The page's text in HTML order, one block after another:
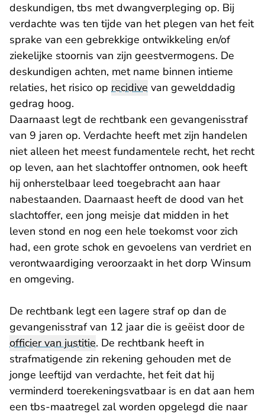
deskundigen, tbs met dwangverpleging op. Bij
verdachte was ten tijde van het plegen van het feit
sprake van een gebrekkige ontwikkeling en/of
ziekelijke stoornis van zijn geestvermogens. De
deskundigen achten, met name binnen intieme
relaties, het risico op recidive van gewelddadig
gedrag hoog.
Daarnaast legt de rechtbank een gevangenisstraf
van 9 jaren op. Verdachte heeft met zijn handelen
niet alleen het meest fundamentele recht, het recht
op leven, aan het slachtoffer ontnomen, ook heeft
hij onherstelbaar leed toegebracht aan haar
nabestaanden. Daarnaast heeft de dood van het
slachtoffer, een jong meisje dat midden in het
leven stond en nog een hele toekomst voor zich
had, een grote schok en gevoelens van verdriet en
verontwaardiging veroorzaakt in het dorp Winsum
en omgeving.
De rechtbank legt een lagere straf op dan de
gevangenisstraf van 12 jaar die is geëist door de
officier van justitie. De rechtbank heeft in
strafmatigende zin rekening gehouden met de
jonge leeftijd van verdachte, het feit dat hij
verminderd toerekeningsvatbaar is en dat aan hem
een tbs-maatregel zal worden opgelegd die naar